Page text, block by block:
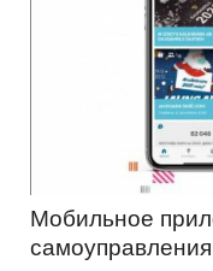
Мобильное